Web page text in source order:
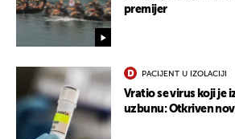
premijer
PACIJENT U IZOLACIJI
Vratio se virus koji je
uzbunu: Otkriven